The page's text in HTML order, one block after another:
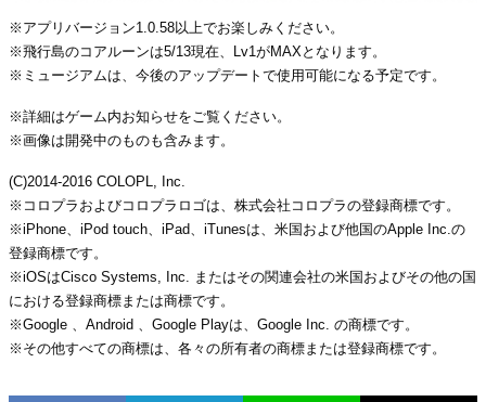
※アプリバージョン1.0.58以上でお楽しみください。
※飛行島のコアルーンは5/13現在、Lv1がMAXとなります。
※ミュージアムは、今後のアップデートで使用可能になる予定です。
※詳細はゲーム内お知らせをご覧ください。
※画像は開発中のものも含みます。
(C)2014-2016 COLOPL, Inc.
※コロプラおよびコロプラロゴは、株式会社コロプラの登録商標です。
※iPhone、iPod touch、iPad、iTunesは、米国および他国のApple Inc.の
登録商標です。
※iOSはCisco Systems, Inc. またはその関連会社の米国およびその他の国
における登録商標または商標です。
※Google 、Android 、Google Playは、Google Inc. の商標です。
※その他すべての商標は、各々の所有者の商標または登録商標です。